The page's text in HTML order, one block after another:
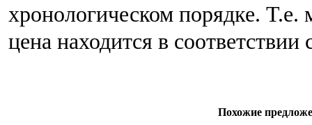
хронологическом порядке. Т.е.
цена находится в
Похожие